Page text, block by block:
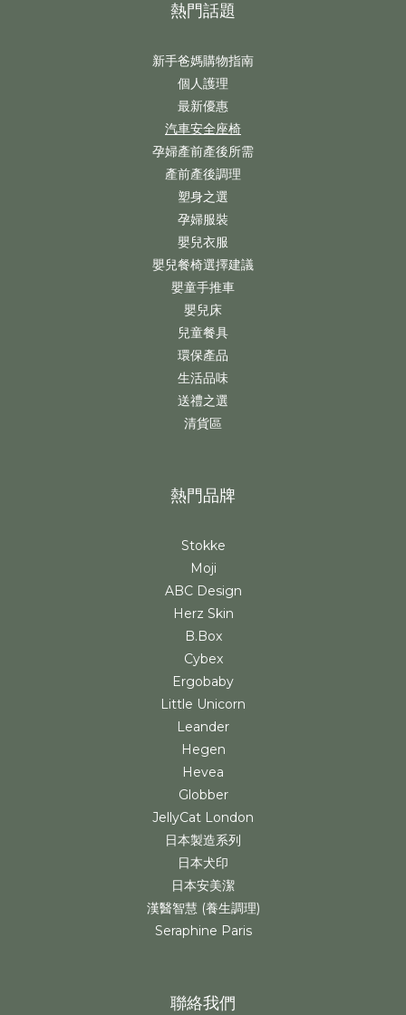
熱門話題
新手爸媽購物指南
個人護理
最新優惠
汽車安全座椅
孕婦產前產後所需
產前產後調理
塑身之選
孕婦服裝
嬰兒衣服
嬰兒餐椅選擇建議
嬰童手推車
嬰兒床
兒童餐具
環保產品
生活品味
送禮之選
清貨區
熱門品牌
Stokke
Moji
ABC Design
Herz Skin
B.Box
Cybex
Ergobaby
Little Unicorn
Leander
Hegen
Hevea
Globber
JellyCat London
日本製造系列
日本犬印
日本安美潔
漢醫智慧 (養生調理)
Seraphine Paris
聯絡我們